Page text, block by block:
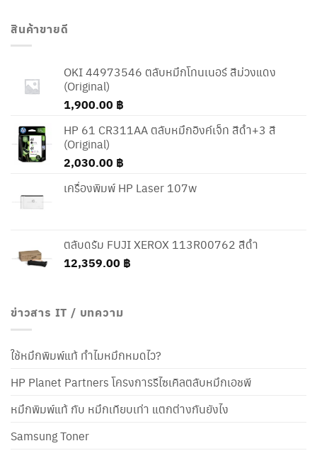
สินค้าขายดี
OKI 44973546 ตลับหมึกโทนเนอร์ สีม่วงแดง
(Original)
1,900.00 ฿
HP 61 CR311AA ตลับหมึกอิงค์เจ็ท สีดำ+3 สี
(Original)
2,030.00 ฿
เครื่องพิมพ์ HP Laser 107w
ตลับดรัม FUJI XEROX 113R00762 สีดำ
12,359.00 ฿
ข่าวสาร IT / บทความ
ใช้หมึกพิมพ์แท้ ทำไมหมึกหมดไว?
HP Planet Partners โครงการรีไซเคิลตลับหมึกเอชพี
หมึกพิมพ์แท้ กับ หมึกเทียบเท่า แตกต่างกันยังไง
Samsung Toner